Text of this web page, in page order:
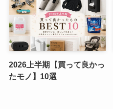
2026上半期【買って良かっ
たモノ】10選